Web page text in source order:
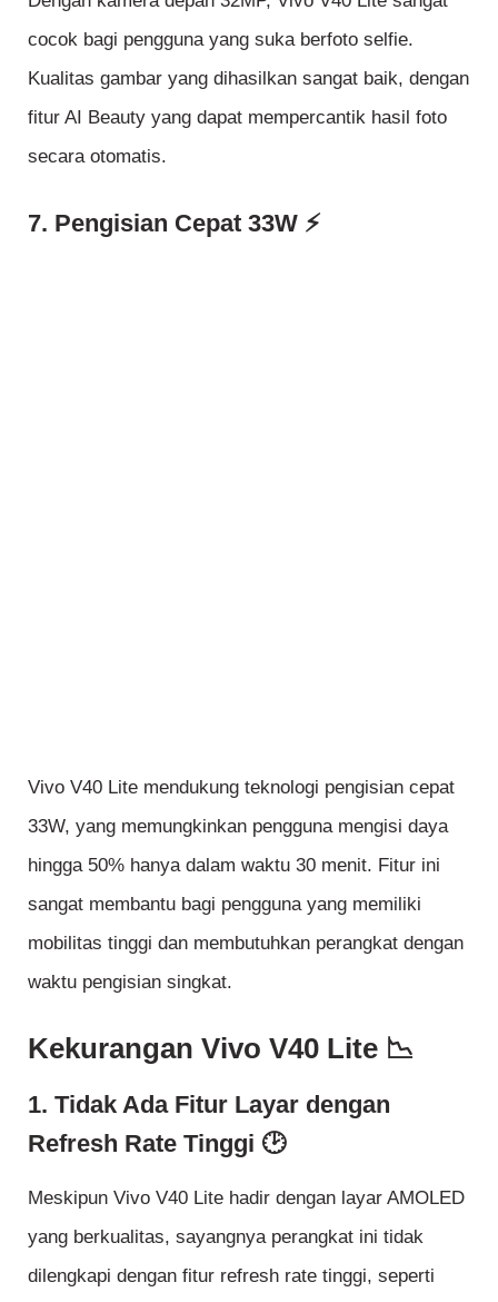
cocok bagi pengguna yang suka berfoto selfie.
Kualitas gambar yang dihasilkan sangat baik, dengan
fitur AI Beauty yang dapat mempercantik hasil foto
secara otomatis.
7. Pengisian Cepat 33W ⚡
Vivo V40 Lite mendukung teknologi pengisian cepat
33W, yang memungkinkan pengguna mengisi daya
hingga 50% hanya dalam waktu 30 menit. Fitur ini
sangat membantu bagi pengguna yang memiliki
mobilitas tinggi dan membutuhkan perangkat dengan
waktu pengisian singkat.
Kekurangan Vivo V40 Lite 📉
1. Tidak Ada Fitur Layar dengan
Refresh Rate Tinggi 🕑
Meskipun Vivo V40 Lite hadir dengan layar AMOLED
yang berkualitas, sayangnya perangkat ini tidak
dilengkapi dengan fitur refresh rate tinggi, seperti